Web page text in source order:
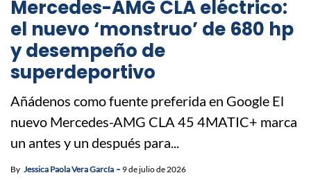
Mercedes-AMG CLA eléctrico:
el nuevo ‘monstruo’ de 680 hp
y desempeño de
superdeportivo
Añádenos como fuente preferida en Google El
nuevo Mercedes-AMG CLA 45 4MATIC+ marca
un antes y un después para...
By Jessica Paola Vera García 9 de julio de 2026